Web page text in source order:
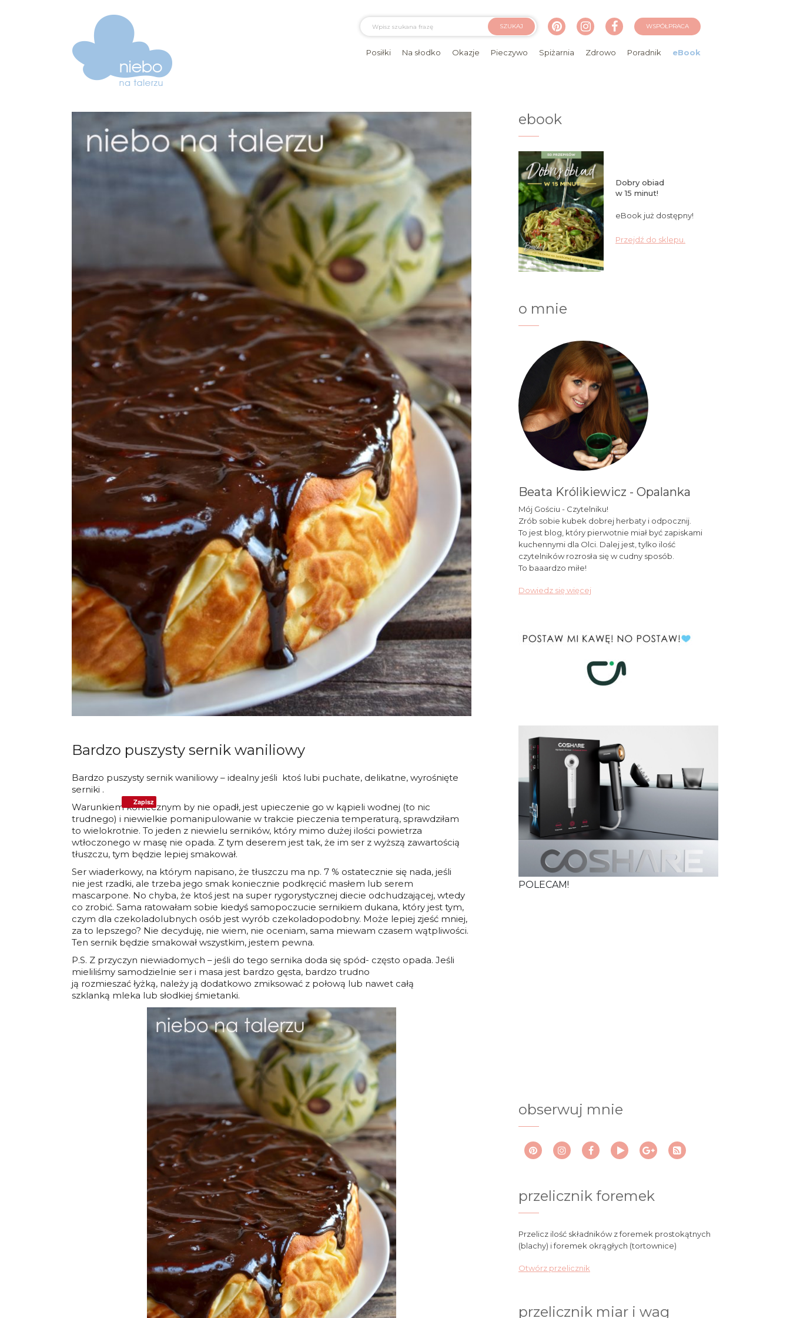
SZUKAJ WSPÓŁPRACA
Posiłki Na słodko Okazje Pieczywo Spiżarnia Zdrowo Poradnik eBook
Bardzo puszysty sernik waniliowy
Bardzo puszysty sernik waniliowy – idealny jeśli ktoś lubi puchate, delikatne, wyrośnięte
serniki .
Warunkiem koniecznym by nie opadł, jest upieczenie go w kąpieli wodnej (to nic
trudnego) i niewielkie pomanipulowanie w trakcie pieczenia temperaturą, sprawdziłam
to wielokrotnie. To jeden z niewielu serników, który mimo dużej ilości powietrza
wtłoczonego w masę nie opada. Z tym deserem jest tak, że im ser z wyższą zawartością
tłuszczu, tym będzie lepiej smakował.
Ser wiaderkowy, na którym napisano, że tłuszczu ma np. 7 % ostatecznie się nada, jeśli
nie jest rzadki, ale trzeba jego smak koniecznie podkręcić masłem lub serem
mascarpone. No chyba, że ktoś jest na super rygorystycznej diecie odchudzającej, wtedy
co zrobić. Sama ratowałam sobie kiedyś samopoczucie sernikiem dukana, który jest tym,
czym dla czekoladolubnych osób jest wyrób czekoladopodobny. Może lepiej zjeść mniej,
za to lepszego? Nie decyduję, nie wiem, nie oceniam, sama miewam czasem wątpliwości.
Ten sernik będzie smakował wszystkim, jestem pewna.
P.S. Z przyczyn niewiadomych – jeśli do tego sernika doda się spód- często opada. Jeśli
mieliliśmy samodzielnie ser i masa jest bardzo gęsta, bardzo trudno
ją rozmieszać łyżką, należy ją dodatkowo zmiksować z połową lub nawet całą
szklanką mleka lub słodkiej śmietanki.
Zapisz
ebook
Dobry obiad
w 15 minut!
eBook już dostępny!
Przejdź do sklepu.
o mnie
Beata Królikiewicz - Opalanka
Mój Gościu - Czytelniku!
Zrób sobie kubek dobrej herbaty i odpocznij.
To jest blog, który pierwotnie miał być zapiskami
kuchennymi dla Olci. Dalej jest, tylko ilość
czytelników rozrosła się w cudny sposób.
To baaardzo miłe!
Dowiedz się więcej
POLECAM!
obserwuj mnie
przelicznik foremek
Przelicz ilość składników z foremek prostokątnych
(blachy) i foremek okrągłych (tortownice)
Otwórz przelicznik
przelicznik miar i wag